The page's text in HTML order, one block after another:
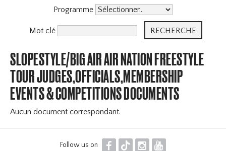
Programme
Mot clé
SLOPESTYLE/BIG AIR AIR NATION FREESTYLE
TOUR JUDGES,OFFICIALS,MEMBERSHIP
EVENTS & COMPETITIONS DOCUMENTS
Aucun document correspondant.
Follow us on F T I Y